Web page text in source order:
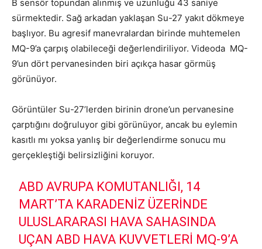
B sensör topundan alınmış ve uzunluğu 43 saniye
sürmektedir. Sağ arkadan yaklaşan Su-27 yakıt dökmeye
başlıyor. Bu agresif manevralardan birinde muhtemelen
MQ-9’a çarpış olabileceği değerlendiriliyor. Videoda MQ-
9’un dört pervanesinden biri açıkça hasar görmüş
görünüyor.
Görüntüler Su-27’lerden birinin drone’un pervanesine
çarptığını doğruluyor gibi görünüyor, ancak bu eylemin
kasıtlı mı yoksa yanlış bir değerlendirme sonucu mu
gerçekleştiği belirsizliğini koruyor.
ABD AVRUPA KOMUTANLIĞI, 14
MART’TA KARADENIZ ÜZERINDE
ULUSLARARASI HAVA SAHASINDA
UÇAN ABD HAVA KUVVETLERI MQ-9’A